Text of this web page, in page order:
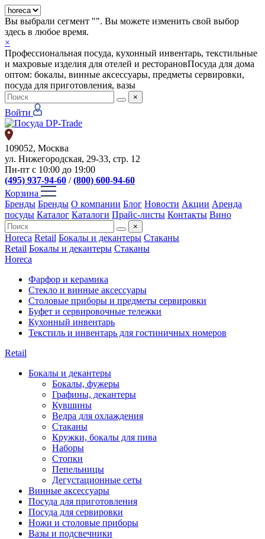
Вы выбрали сегмент "". Вы можете изменить свой выбор
здесь в любое время.
×
Профессиональная посуда, кухонный инвентарь, текстильные
и махровые изделия для отелей и ресторановПосуда для дома
оптом: бокалы, винные аксессуары, предметы сервировки,
посуда для приготовления, вазы
×
Войти
109052, Москва
ул. Нижегородская, 29-33, стр. 12
Пн-пт с 10:00 до 19:00
(495) 937-94-60 /(800) 600-94-60
Корзина
Бренды Бренды О компании Блог Новости Акции Аренда
посуды Каталог Каталоги Прайс-листы Контакты Вино
×
Horeca Retail Бокалы и декантеры Стаканы
Retail Бокалы и декантеры Стаканы
Horeca
Фарфор и керамика
Стекло и винные аксессуары
Столовые приборы и предметы сервировки
Буфет и сервировочные тележки
Кухонный инвентарь
Текстиль и инвентарь для гостиничных номеров
Retail
Бокалы и декантеры
Бокалы, фужеры
Графины, декантеры
Кувшины
Ведра для охлаждения
Стаканы
Кружки, бокалы для пива
Наборы
Стопки
Пепельницы
Дегустационные сеты
Винные аксессуары
Посуда для приготовления
Посуда для сервировки
Ножи и столовые приборы
Вазы и подсвечники